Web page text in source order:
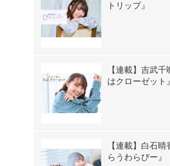
トリップ』
【連載】吉武千
はクローゼット』
【連載】白石晴
らうわらびー』